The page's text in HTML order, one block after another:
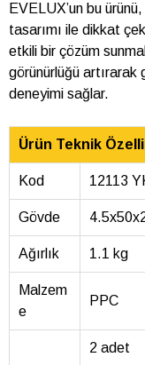
EVELUX’un bu
tasarımı ile dikkat
etkili bir çözüm
görünürlüğü artırarak
deneyimi sağlar.
Ürün Teknik
Kod 12113
Gövde
Ağırlık 1.1 kg
Malzem
e
PPC
2 adet